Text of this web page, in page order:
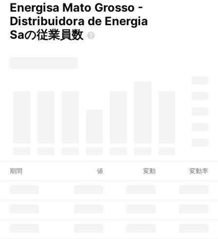
Energisa Mato Grosso -
Distribuidora de Energia
Saの従業員数
期間 値 変動 変動率